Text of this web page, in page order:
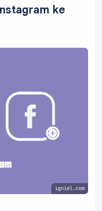
ke
igniel.com